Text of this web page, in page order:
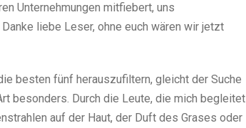
Unternehmungen mitfiebert, uns
liebe Leser, ohne euch wären wir jetzt
besten fünf herauszufiltern, gleicht der Suche
besonders. Durch die Leute, die mich begleitet
auf der Haut, der Duft des Grases oder